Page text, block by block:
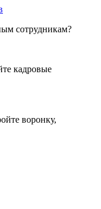
сотрудникам?
кадровые
воронку,